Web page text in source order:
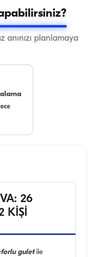
anınızı planlamaya
26
KİŞİ
guletile